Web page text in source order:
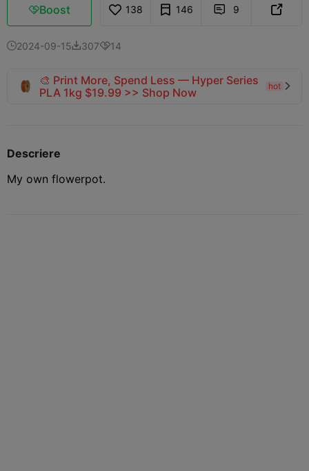
Boost 138 146  9 
2024-09-1530714
🎨 Print More, Spend Less — Hyper Series
PLA 1kg $19.99 >> Shop Now
hot 
Descriere
My own flowerpot.